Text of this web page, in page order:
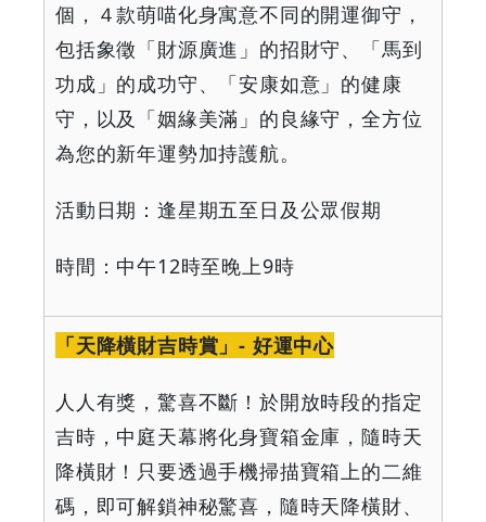
個，４款萌喵化身寓意不同的開運御守，
包括象徵「財源廣進」的招財守、「馬到
功成」的成功守、「安康如意」的健康
守，以及「姻緣美滿」的良緣守，全方位
為您的新年運勢加持護航。
活動日期：逢星期五至日及公眾假期
時間：中午12時至晚上9時
「天降橫財吉時賞」- 好運中心
人人有獎，驚喜不斷！於開放時段的指定
吉時，中庭天幕將化身寶箱金庫，隨時天
降橫財！只要透過手機掃描寶箱上的二維
碼，即可解鎖神秘驚喜，隨時天降橫財、